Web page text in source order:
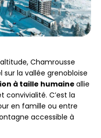
Chamrousse
la vallée grenobloise
à taille humaineallie
C’est la
en famille ou entre
accessible à